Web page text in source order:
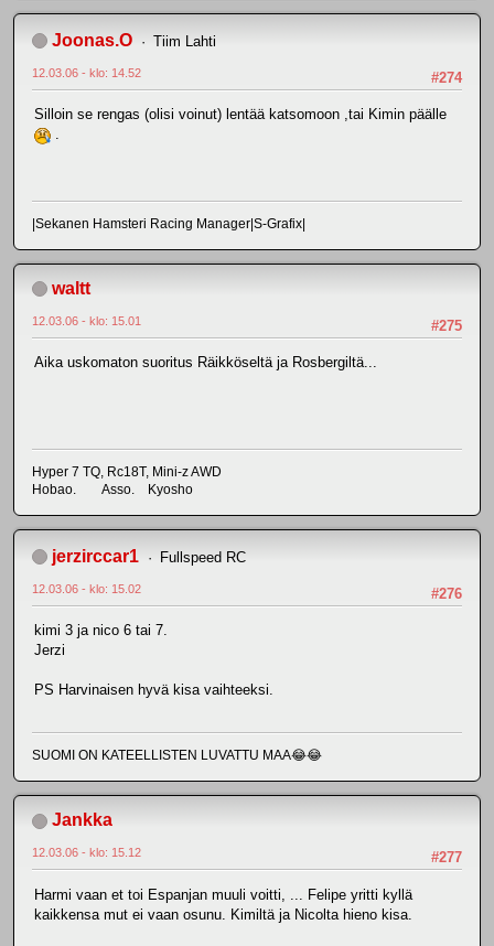
Joonas.O Tiim Lahti
#274
12.03.06 - klo: 14.52
Silloin se rengas (olisi voinut) lentää katsomoon ,tai Kimin päälle
|Sekanen Hamsteri Racing Manager|S-Grafix|
waltt
#275
12.03.06 - klo: 15.01
Aika uskomaton suoritus Räikköseltä ja Rosbergiltä...
Hyper 7 TQ, Rc18T, Mini-z AWD
Hobao. Asso. Kyosho
jerzirccar1 Fullspeed RC
#276
12.03.06 - klo: 15.02
kimi 3 ja nico 6 tai 7.
Jerzi
PS Harvinaisen hyvä kisa vaihteeksi.
SUOMI ON KATEELLISTEN LUVATTU MAA😂😂
Jankka
#277
12.03.06 - klo: 15.12
Harmi vaan et toi Espanjan muuli voitti, ... Felipe yritti kyllä
kaikkensa mut ei vaan osunu. Kimiltä ja Nicolta hieno kisa.